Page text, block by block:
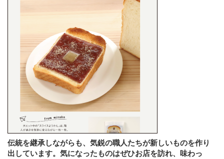
伝統を継承しながらも、気鋭の職人たちが新しいものを作り
出しています。気になったものはぜひお店を訪れ、味わっ